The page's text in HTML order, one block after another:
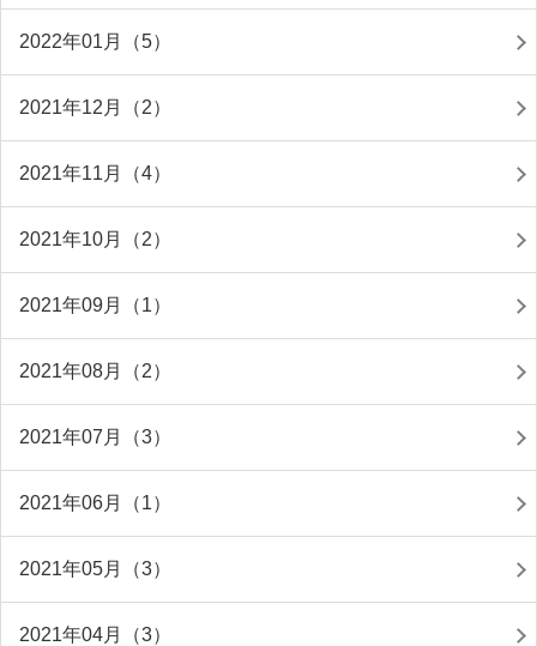
2022年01月（5）
2021年12月（2）
2021年11月（4）
2021年10月（2）
2021年09月（1）
2021年08月（2）
2021年07月（3）
2021年06月（1）
2021年05月（3）
2021年04月（3）